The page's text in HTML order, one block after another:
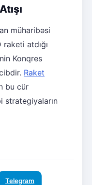
müharibəsi
atdığı
Konqres
Raket
bu cür
strategiyaların
Telegram